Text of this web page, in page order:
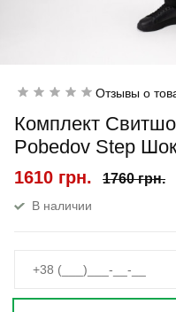
Отзывы о
Комплект
Pobedov Step
1610 грн. 1760 грн.
В наличии